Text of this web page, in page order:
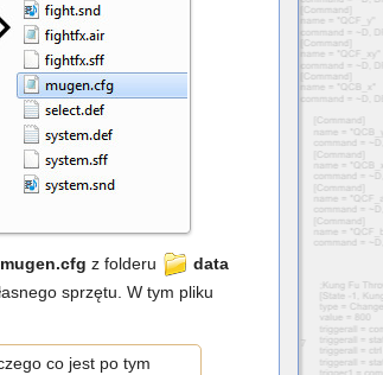
mugen.cfg z folderu
data
sprzętu. W tym pliku
co jest po tym